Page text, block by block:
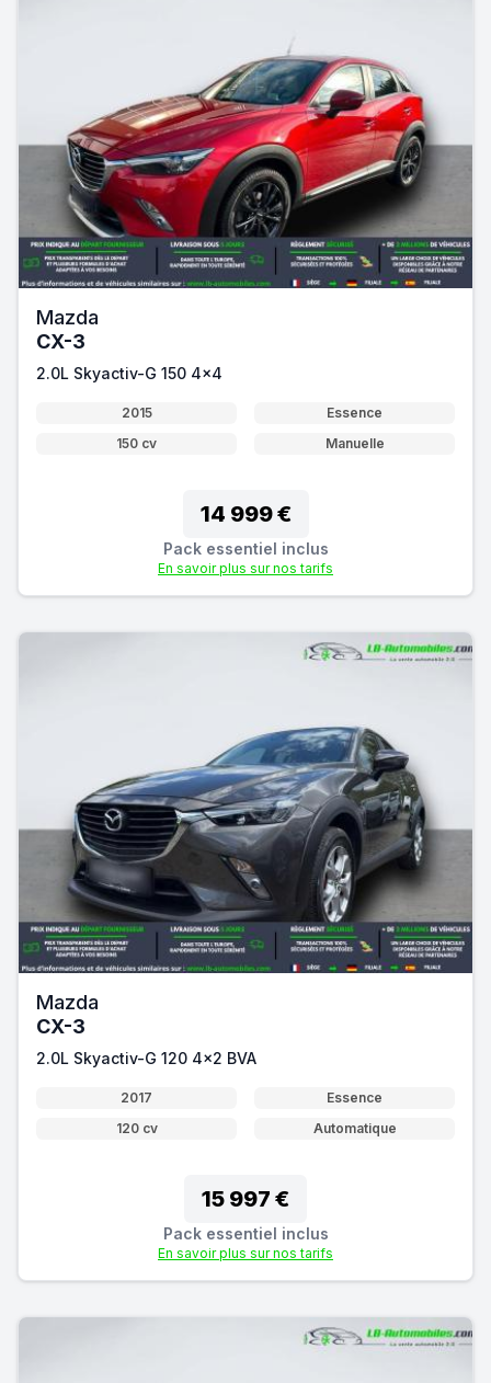
Mazda
CX-3
2.0L Skyactiv-G 150 4x4
2015
Essence
150 cv
Manuelle
14 999 €
Pack essentiel inclus
En savoir plus sur nos tarifs
Mazda
CX-3
2.0L Skyactiv-G 120 4x2 BVA
2017
Essence
120 cv
Automatique
15 997 €
Pack essentiel inclus
En savoir plus sur nos tarifs